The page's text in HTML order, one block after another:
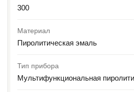
300
Материал
Пиролитическая эмаль
Тип прибора
Мультифункциональная